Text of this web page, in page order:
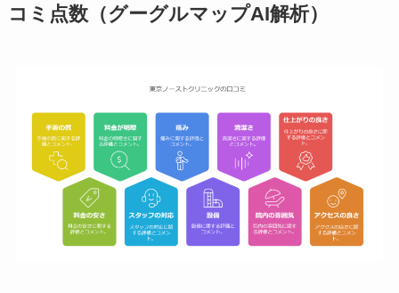
コミ点数（グーグルマップAI解析）